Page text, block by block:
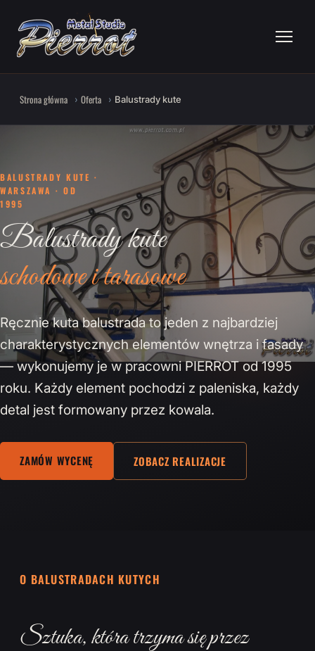
Strona główna Oferta Balustrady kute
BALUSTRADY KUTE ·
WARSZAWA · OD
1995
Balustrady kute
schodowe i tarasowe
Ręcznie kuta balustrada to jeden z najbardziej
charakterystycznych elementów wnętrza i fasady
— wykonujemy je w pracowni PIERROT od 1995
roku. Każdy element pochodzi z paleniska, każdy
detal jest formowany przez kowala.
ZAMÓW WYCENĘ ZOBACZ REALIZACJE
O BALUSTRADACH KUTYCH
Sztuka, która trzyma się przez